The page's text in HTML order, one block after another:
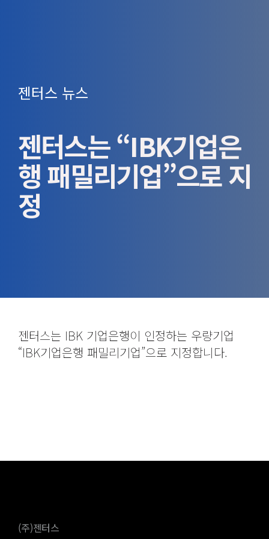
젠터스 뉴스
젠터스는 “IBK기업은
행 패밀리기업”으로 지
정
젠터스는 IBK 기업은행이 인정하는 우량기업
“IBK기업은행 패밀리기업”으로 지정합니다.
(주)젠터스